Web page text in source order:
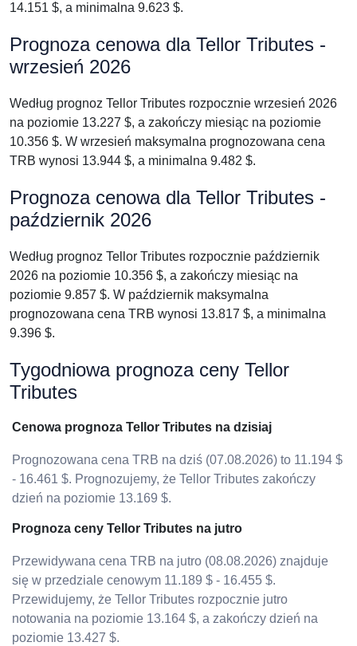
14.151 $, a minimalna 9.623 $.
Prognoza cenowa dla Tellor Tributes -
wrzesień 2026
Według prognoz Tellor Tributes rozpocznie wrzesień 2026
na poziomie 13.227 $, a zakończy miesiąc na poziomie
10.356 $. W wrzesień maksymalna prognozowana cena
TRB wynosi 13.944 $, a minimalna 9.482 $.
Prognoza cenowa dla Tellor Tributes -
październik 2026
Według prognoz Tellor Tributes rozpocznie październik
2026 na poziomie 10.356 $, a zakończy miesiąc na
poziomie 9.857 $. W październik maksymalna
prognozowana cena TRB wynosi 13.817 $, a minimalna
9.396 $.
Tygodniowa prognoza ceny Tellor
Tributes
Cenowa prognoza Tellor Tributes na dzisiaj
Prognozowana cena TRB na dziś (07.08.2026) to 11.194 $
- 16.461 $. Prognozujemy, że Tellor Tributes zakończy
dzień na poziomie 13.169 $.
Prognoza ceny Tellor Tributes na jutro
Przewidywana cena TRB na jutro (08.08.2026) znajduje
się w przedziale cenowym 11.189 $ - 16.455 $.
Przewidujemy, że Tellor Tributes rozpocznie jutro
notowania na poziomie 13.164 $, a zakończy dzień na
poziomie 13.427 $.